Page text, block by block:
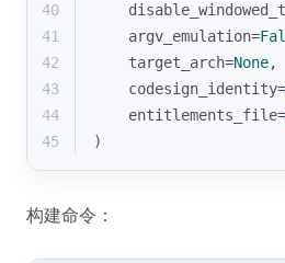
40
41
    argv_emulation=
42
    target_arch=
None,
43
    codesign_identity=
44
    entitlements_file=
45
)
构建命令：